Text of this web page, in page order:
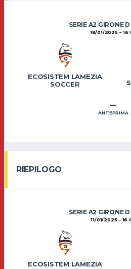
SERIE A2 GIRONE
18/01/2025
ECOSISTEM LAMEZIA
SOCCER
–
ANTEPRIMA
RIEPILOGO
SERIE A2 GIRONE
11/01/2025
ECOSISTEM LAMEZIA